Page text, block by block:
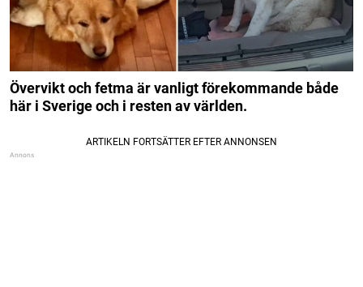
Övervikt och fetma är vanligt förekommande både
här i Sverige och i resten av världen.